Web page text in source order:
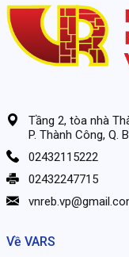
Tầng 2, tòa nhà
P. Thành Công, Q.
02432115222
02432247715
Về VARS